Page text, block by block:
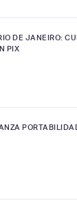
DE JANEIRO:
PIX